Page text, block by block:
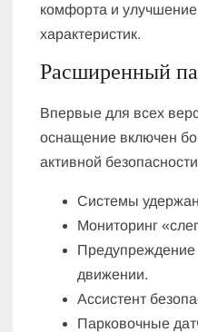
комфорта и
характеристик.
Расширенный
Впервые для всех
оснащение включен
активной
Системы
Мониторинг
Предупреждение
движении.
Ассистент
Парковочные